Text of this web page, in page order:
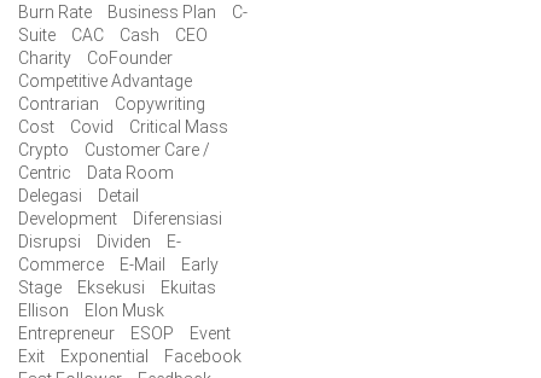
Burn Rate
Business Plan
C-
Suite
CAC Cash
CEO
Charity
CoFounder
Competitive Advantage
Contrarian
Copywriting
Cost
Covid
Critical Mass
Crypto
Customer Care /
Centric
Data Room
Delegasi
Detail
Development
Diferensiasi
Disrupsi
Dividen
E-
Commerce
E-Mail
Early
Stage
Eksekusi
Ekuitas
Ellison
Elon Musk
Entrepreneur
ESOP
Event
Exit
Exponential
Facebook